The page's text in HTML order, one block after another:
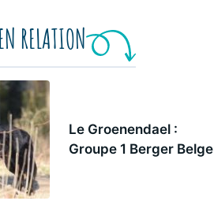
RELATION
Le Groenendael :
Groupe 1 Berger Belge